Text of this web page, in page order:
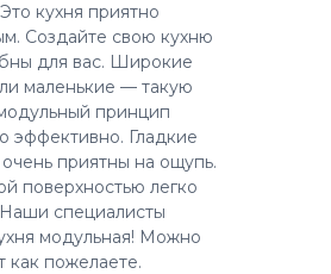
кухня приятно
Создайте свою кухню
для вас. Широкие
маленькие — такую
принцип
эффективно. Гладкие
приятны на ощупь.
поверхностью легко
специалисты
модульная! Можно
как пожелаете.